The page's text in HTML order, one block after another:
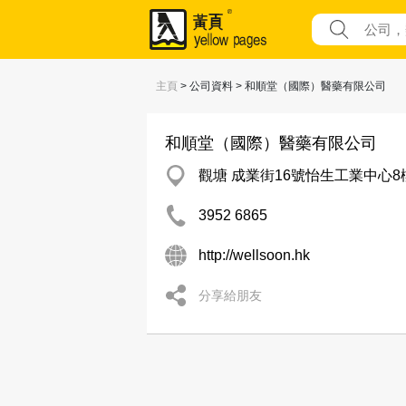
主頁 > 公司資料 > 和順堂（國際）醫藥有限公司
和順堂（國際）醫藥有限公司
觀塘 成業街16號怡生工業中心8
3952 6865
http://wellsoon.hk
分享給朋友